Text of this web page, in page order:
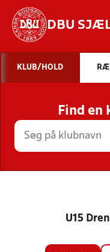
DBU
STILLINGER,
KLUB/HOLD
Find en
U15